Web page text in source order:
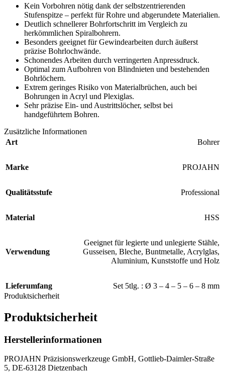
Kein Vorbohren nötig dank der selbstzentrierenden
Stufenspitze – perfekt für Rohre und abgerundete Materialien.
Deutlich schnellerer Bohrfortschritt im Vergleich zu
herkömmlichen Spiralbohrern.
Besonders geeignet für Gewindearbeiten durch äußerst
präzise Bohrlochwände.
Schonendes Arbeiten durch verringerten Anpressdruck.
Optimal zum Aufbohren von Blindnieten und bestehenden
Bohrlöchern.
Extrem geringes Risiko von Materialbrüchen, auch bei
Bohrungen in Acryl und Plexiglas.
Sehr präzise Ein- und Austrittslöcher, selbst bei
handgeführtem Bohren.
Zusätzliche Informationen
Art
Bohrer
Marke PROJAHN
Qualitätsstufe Professional
Material HSS
Verwendung
Geeignet für legierte und unlegierte Stähle,
Gusseisen, Bleche, Buntmetalle, Acrylglas,
Aluminium, Kunststoffe und Holz
Lieferumfang
Set 5tlg. : Ø 3 – 4 – 5 – 6 – 8 mm
Produktsicherheit
Produktsicherheit
Herstellerinformationen
PROJAHN Präzisionswerkzeuge GmbH, Gottlieb-Daimler-Straße
5, DE-63128 Dietzenbach